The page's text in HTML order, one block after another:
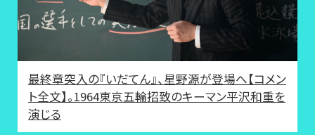
最終章突入の『いだてん』、星野源が登場へ【コメン
ト全文】。1964東京五輪招致のキーマン平沢和重を
演じる